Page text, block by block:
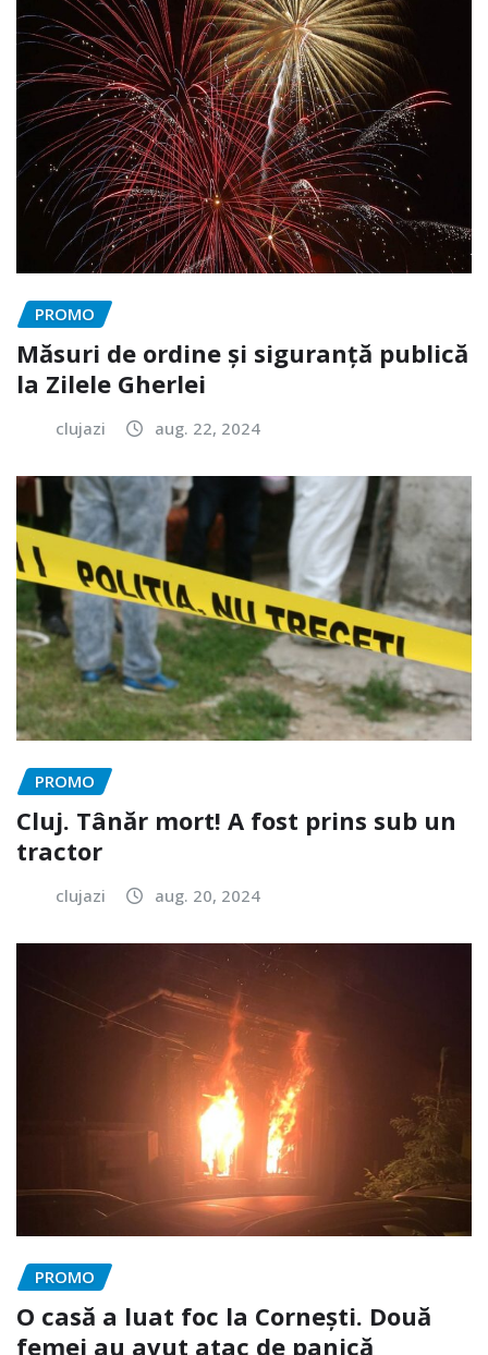
PROMO
Măsuri de ordine și siguranță publică
la Zilele Gherlei
clujazi aug. 22, 2024
PROMO
Cluj. Tânăr mort! A fost prins sub un
tractor
clujazi aug. 20, 2024
PROMO
O casă a luat foc la Cornești. Două
femei au avut atac de panică